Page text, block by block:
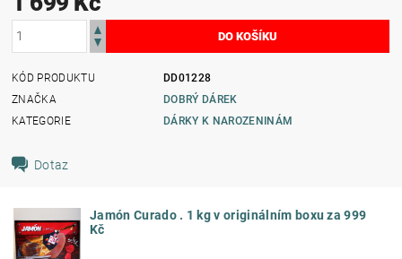
KÓD PRODUKTU
DD01228
ZNAČKA
DOBRÝ DÁREK
KATEGORIE
DÁRKY K NAROZENINÁM
Dotaz
Jamón Curado . 1 kg v originálním boxu za 999
Kč